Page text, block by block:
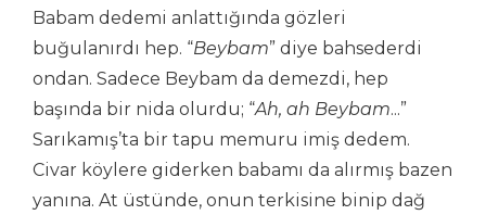
Babam dedemi anlattığında gözleri
buğulanırdı hep. “Beybam” diye bahsederdi
ondan. Sadece Beybam da demezdi, hep
başında bir nida olurdu; “Ah, ah Beybam...”
Sarıkamış’ta bir tapu memuru imiş dedem.
Civar köylere giderken babamı da alırmış bazen
yanına. At üstünde, onun terkisine binip dağ